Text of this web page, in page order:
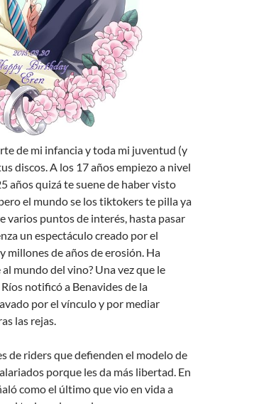
de mi infancia y toda mi juventud (y
discos. A los 17 años empiezo a nivel
años quizá te suene de haber visto
el mundo se los tiktokers te pilla ya
varios puntos de interés, hasta pasar
un espectáculo creado por el
millones de años de erosión. Ha
mundo del vino? Una vez que le
notificó a Benavides de la
por el vínculo y por mediar
las rejas.
de riders que defienden el modelo de
porque les da más libertad. En
como el último que vio en vida a